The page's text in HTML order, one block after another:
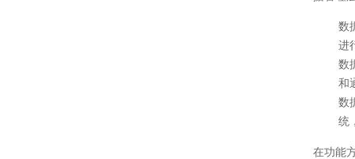
数
进
数
和
数
统
在功能